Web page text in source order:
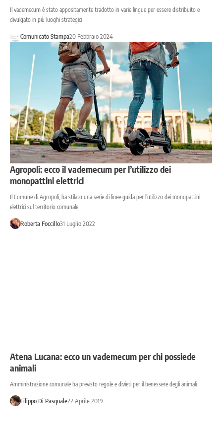
Il vademecum è stato appositamente tradotto in varie lingue per essere distribuito e
divulgato in più luoghi strategici
Comunicato Stampa20 Febbraio 2024
Agropoli: ecco il vademecum per l’utilizzo dei
monopattini elettrici
Il Comune di Agropoli, ha stilato una serie di linee guida per l'utilizzo dei monopattini
elettrici sul territorio comunale
Roberta Foccillo31 Luglio 2022
Atena Lucana: ecco un vademecum per chi possiede
animali
Amministrazione comunale ha previsto regole e divieti per il benessere degli animali
Filippo Di Pasquale22 Aprile 2019